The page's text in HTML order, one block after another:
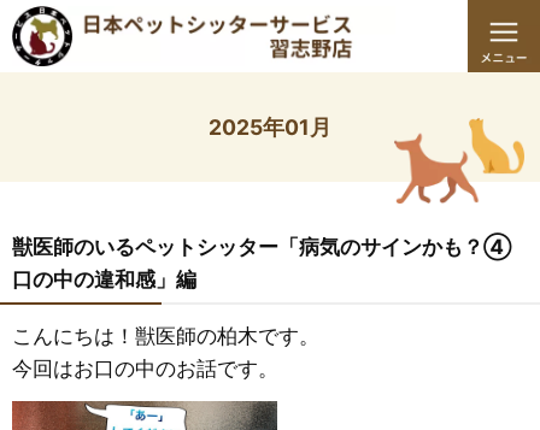
2025年01月
獣医師のいるペットシッター「病気のサインかも？④
口の中の違和感」編
こんにちは！獣医師の柏木です。
今回はお口の中のお話です。